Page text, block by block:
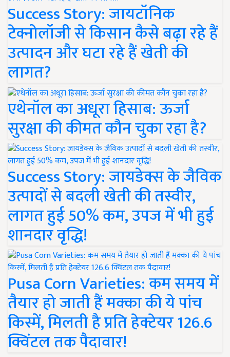
Success Story: जायटॉनिक
टेक्नोलॉजी से किसान कैसे बढ़ा रहे हैं
उत्पादन और घटा रहे हैं खेती की
लागत?
एथेनॉल का अधूरा हिसाब: ऊर्जा
सुरक्षा की कीमत कौन चुका रहा है?
Success Story: जायडेक्स के जैविक
उत्पादों से बदली खेती की तस्वीर,
लागत हुई 50% कम, उपज में भी हुई
शानदार वृद्धि!
Pusa Corn Varieties: कम समय में
तैयार हो जाती हैं मक्का की ये पांच
किस्में, मिलती है प्रति हेक्टेयर 126.6
क्विंटल तक पैदावार!